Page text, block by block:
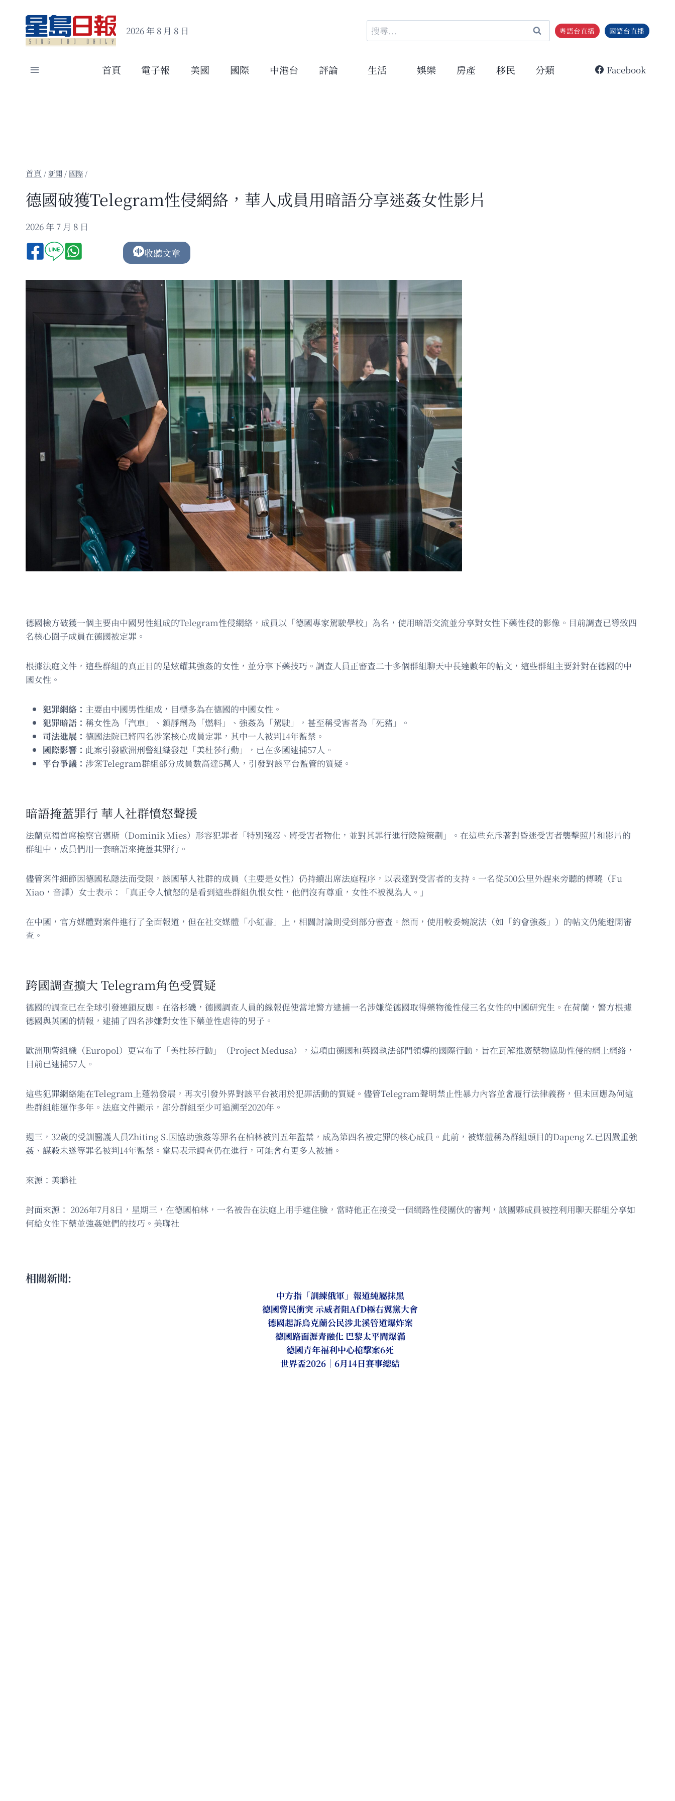
content
2026 年 8 月 8 日
搜
尋
鍵
粵語台直播 國語台直播
首頁 電子報 美國 國際 中港台 評論 生活 娛樂 房產 移民 分類 Facebook
/新聞 / 國際 /
德國破獲Telegram性侵網絡，華人成員用暗語分享迷姦女性影片
2026 年 7 月 8 日
收聽文章
德國檢方破獲一個主要由中國男性組成的Telegram性侵網絡，成員以「德國專家駕駛學校」為名，使用暗語交流並分享對女性下藥性侵的影像。目前調查已導致四
名核心圈子成員在德國被定罪。
根據法庭文件，這些群組的真正目的是炫耀其強姦的女性，並分享下藥技巧。調查人員正審查二十多個群組聊天中長達數年的帖文，這些群組主要針對在德國的中
國女性。
犯罪網絡： 主要由中國男性組成，目標多為在德國的中國女性。
犯罪暗語： 稱女性為「汽車」、鎮靜劑為「燃料」、強姦為「駕駛」，甚至稱受害者為「死豬」。
司法進展： 德國法院已將四名涉案核心成員定罪，其中一人被判14年監禁。
國際影響： 此案引發歐洲刑警組織發起「美杜莎行動」，已在多國逮捕57人。
平台爭議： 涉案Telegram群組部分成員數高達5萬人，引發對該平台監管的質疑。
暗語掩蓋罪行 華人社群憤怒聲援
法蘭克福首席檢察官邁斯（Dominik Mies）形容犯罪者「特別殘忍、將受害者物化，並對其罪行進行陰險策劃」。在這些充斥著對昏迷受害者襲擊照片和影片的
群組中，成員們用一套暗語來掩蓋其罪行。
儘管案件細節因德國私隱法而受限，該國華人社群的成員（主要是女性）仍持續出席法庭程序，以表達對受害者的支持。一名從500公里外趕來旁聽的傅曉（Fu
Xiao，音譯）女士表示：「真正令人憤怒的是看到這些群組仇恨女性，他們沒有尊重，女性不被視為人。」
在中國，官方媒體對案件進行了全面報道，但在社交媒體「小紅書」上，相關討論則受到部分審查。然而，使用較委婉說法（如「約會強姦」）的帖文仍能避開審
查。
跨國調查擴大 Telegram角色受質疑
德國的調查已在全球引發連鎖反應。在洛杉磯，德國調查人員的線報促使當地警方逮捕一名涉嫌從德國取得藥物後性侵三名女性的中國研究生。在荷蘭，警方根據
德國與英國的情報，逮捕了四名涉嫌對女性下藥並性虐待的男子。
歐洲刑警組織（Europol）更宣布了「美杜莎行動」（Project Medusa），這項由德國和英國執法部門領導的國際行動，旨在瓦解推廣藥物協助性侵的網上網絡，
目前已逮捕57人。
這些犯罪網絡能在Telegram上蓬勃發展，再次引發外界對該平台被用於犯罪活動的質疑。儘管Telegram聲明禁止性暴力內容並會履行法律義務，但未回應為何這
些群組能運作多年。法庭文件顯示，部分群組至少可追溯至2020年。
週三，32歲的受訓醫護人員Zhiting S.因協助強姦等罪名在柏林被判五年監禁，成為第四名被定罪的核心成員。此前，被媒體稱為群組頭目的Dapeng Z.已因嚴重強
姦、謀殺未遂等罪名被判14年監禁。當局表示調查仍在進行，可能會有更多人被捕。
來源：美聯社
封面來源： 2026年7月8日，星期三，在德國柏林，一名被告在法庭上用手遮住臉，當時他正在接受一個網路性侵團伙的審判，該團夥成員被控利用聊天群組分享如
何給女性下藥並強姦她們的技巧。美聯社
相關新聞:
中方指「訓練俄軍」報道純屬抹黑
德國警民衝突 示威者阻AfD極右翼黨大會
德國起訴烏克蘭公民涉北溪管道爆炸案
德國路面瀝青融化 巴黎太平間爆滿
德國青年福利中心槍擊案6死
世界盃2026｜6月14日賽事總結